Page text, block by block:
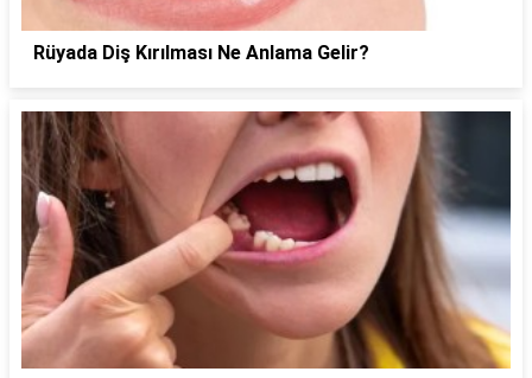
Rüyada Diş Kırılması Ne Anlama Gelir?